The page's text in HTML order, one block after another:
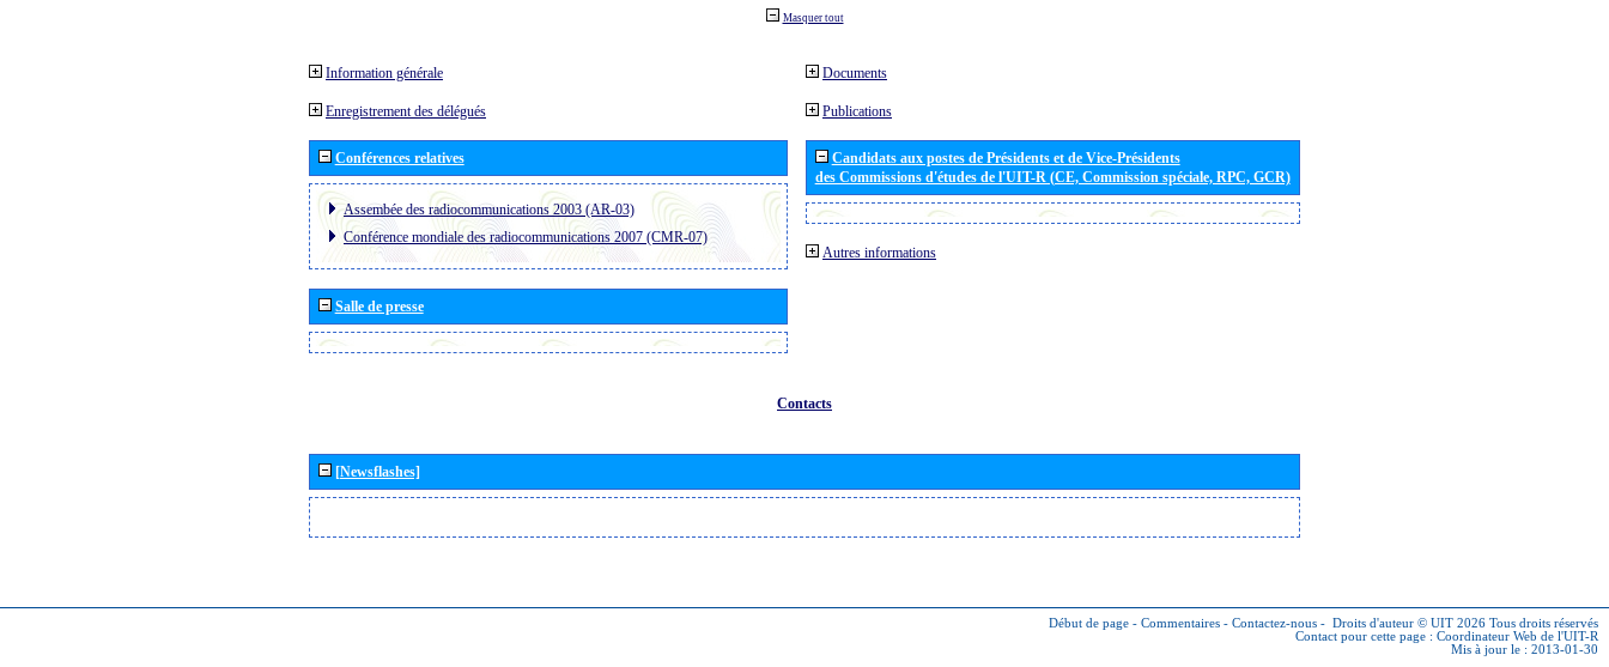
Masquer tout
Information générale
Enregistrement des délégués
Conférences relatives
Assembée des radiocommunications 2003 (AR-03)
Conférence mondiale des radiocommunications 2007 (CMR-07)
Salle de presse
Documents
Publications
Candidats aux postes de Présidents et de Vice-Présidents
des Commissions d'études de l'UIT-R (CE, Commission spéciale, RPC, GCR)
Autres informations
Contacts
[Newsflashes]
Début de page - Commentaires - Contactez-nous - Droits d'auteur © UIT 2026 Tous droits réservés
Contact pour cette page : Coordinateur Web de l'UIT-R
Mis à jour le : 2013-01-30